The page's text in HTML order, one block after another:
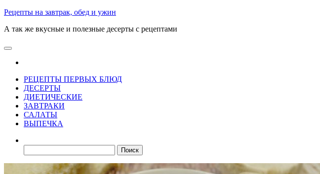
Skip
the
Рецепты на завтрак, обед и ужин
А так же вкусные и полезные десерты с рецептами
РЕЦЕПТЫ ПЕРВЫХ БЛЮД
ДЕСЕРТЫ
ДИЕТИЧЕСКИЕ
ЗАВТРАКИ
САЛАТЫ
ВЫПЕЧКА